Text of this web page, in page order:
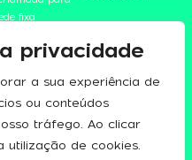
privacidade
a sua experiência de
ou conteúdos
tráfego. Ao clicar
utilização de cookies.
fixa